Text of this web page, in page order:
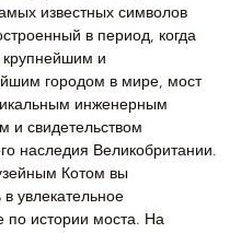
известных символов
в период, когда
и
городом в мире, мост
инженерным
и свидетельством
наследия Великобритании.
Котом вы
в увлекательное
по истории моста. На